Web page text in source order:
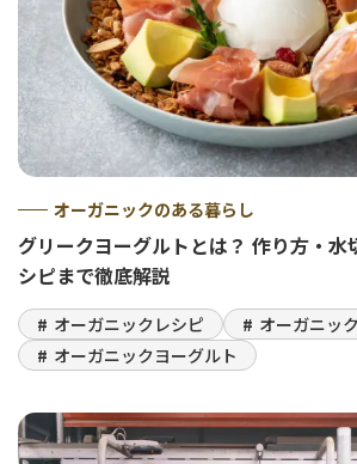
オーガニックのある暮らし
グリークヨーグルトとは？ 作り方・水
シピまで徹底解説
オーガニックレシピ
オーガニッ
オーガニックヨーグルト